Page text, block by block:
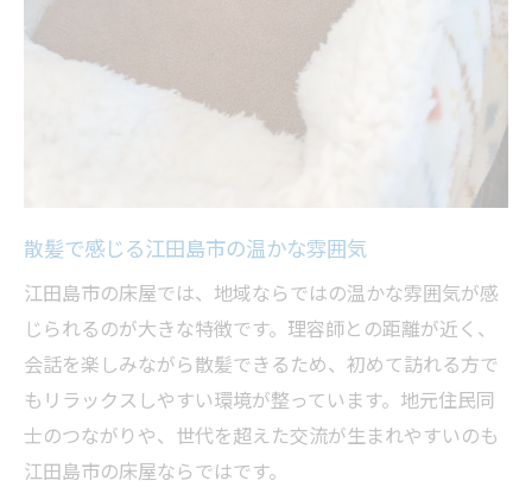
江田島市の散髪文化に宿る伝統と歴史
地元に根ざす散髪の温もりある接客
散髪を通して受け継がれる江田島の技術
昔ながらの散髪文化が息づく理由
江田島市の散髪店で味わう安らぎの時間
散髪で心身ともにリフレッシュできる秘訣
落ち着いた空間で楽しむ江田島市の散髪
散髪がもたらす江田島市での癒し体験
江田島市の散髪でリラックスするコツ
地元の魅力を知るきっかけとなる散髪
散髪で感じる江田島市の温かな雰囲気
江田島市の床屋では、地域ならではの温かな雰囲気が感
じられるのが大きな特徴です。理容師との距離が近く、
会話を楽しみながら散髪できるため、初めて訪れる方で
もリラックスしやすい環境が整っています。地元住民同
士のつながりや、世代を超えた交流が生まれやすいのも
江田島市の床屋ならではです。